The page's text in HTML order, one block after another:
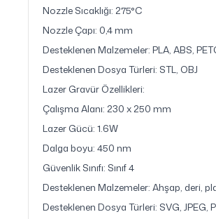
Nozzle Sıcaklığı: 275°C
Nozzle Çapı: 0,4 mm
Desteklenen Malzemeler: PLA, ABS,
Desteklenen Dosya Türleri: STL, OBJ
Lazer Gravür Özellikleri:
Çalışma Alanı: 230 x 250 mm
Lazer Gücü: 1.6W
Dalga boyu: 450 nm
Güvenlik Sınıfı: Sınıf 4
Desteklenen Malzemeler: Ahşap, deri,
Desteklenen Dosya Türleri: SVG, JPEG,